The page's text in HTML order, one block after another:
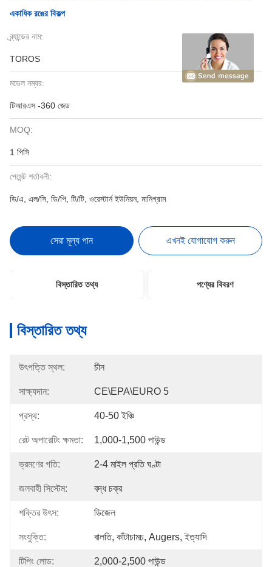
একাধিক রঙের বিকল্প
ব্র্যান্ডের নাম:
TOROS
মডেল নম্বর:
টিআরএস -360 জেড
MOQ:
1 পিসি
পেমেন্ট শর্তাবলী:
ডি/এ, এল/সি, ডি/পি, টি/টি, ওয়েস্টার্ন ইউনিয়ন, মানিগ্রাম
সেরা মূল্য পান এখনই যোগাযোগ করুন
বিস্তারিত তথ্য পণ্যের বিবরণ
বিস্তারিত তথ্য
উৎপত্তি স্থল: চীন
সাক্ষ্যদান: CE\EPA\EURO 5
প্রস্থ: 40-50 ইঞ্চি
রেট অপারেটিং ক্ষমতা: 1,000-1,500 পাউন্ড
ভ্রমণের গতি: 2-4 মাইল প্রতি ঘণ্টা
জলবাহী সিস্টেম: বদ্ধ চক্র
শক্তির উৎস: ডিজেল
সংযুক্তি: বালতি, কাঁটাচামচ, Augers, ইত্যাদি
টিপিং লোড: 2,000-2,500 পাউন্ড